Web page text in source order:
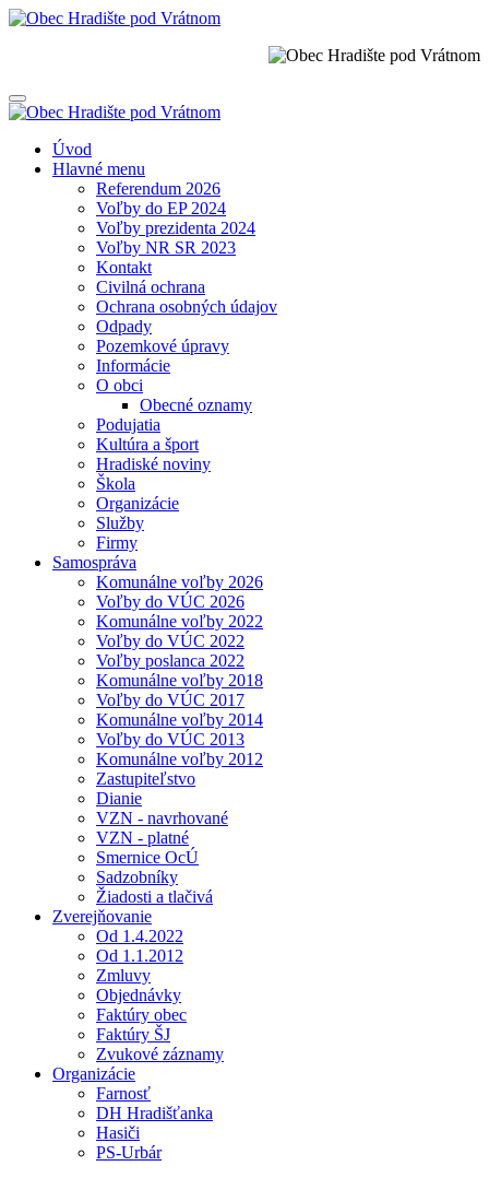
Úvod
Hlavné menu
Referendum 2026
Voľby do EP 2024
Voľby prezidenta 2024
Voľby NR SR 2023
Kontakt
Civilná ochrana
Ochrana osobných údajov
Odpady
Pozemkové úpravy
Informácie
O obci
Obecné oznamy
Podujatia
Kultúra a šport
Hradiské noviny
Škola
Organizácie
Služby
Firmy
Samospráva
Komunálne voľby 2026
Voľby do VÚC 2026
Komunálne voľby 2022
Voľby do VÚC 2022
Voľby poslanca 2022
Komunálne voľby 2018
Voľby do VÚC 2017
Komunálne voľby 2014
Voľby do VÚC 2013
Komunálne voľby 2012
Zastupiteľstvo
Dianie
VZN - navrhované
VZN - platné
Smernice OcÚ
Sadzobníky
Žiadosti a tlačivá
Zverejňovanie
Od 1.4.2022
Od 1.1.2012
Zmluvy
Objednávky
Faktúry obec
Faktúry ŠJ
Zvukové záznamy
Organizácie
Farnosť
DH Hradišťanka
Hasiči
PS-Urbár